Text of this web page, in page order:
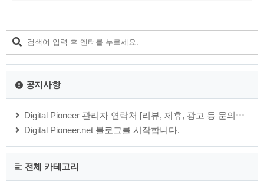
공지사항
Digital Pioneer 관리자 연락처 [리뷰, 제휴, 광고 등 문의⋯
Digital Pioneer.net 블로그를 시작합니다.
전체 카테고리